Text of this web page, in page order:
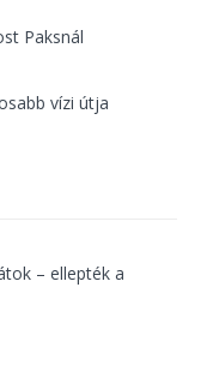
Paksnál
vízi útja
– ellepték a